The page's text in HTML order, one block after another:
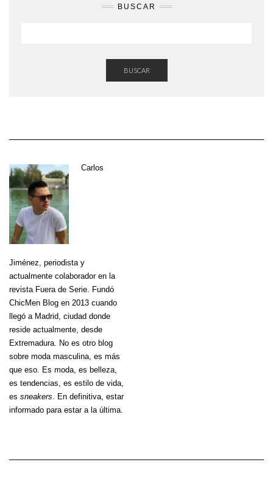
BUSCAR
BUSCAR
Carlos
Jiménez , periodista y
actualmente colaborador en la
revista Fuera de Serie. Fundó
ChicMen Blog en 2013 cuando
llegó a Madrid, ciudad donde
reside actualmente, desde
Extremadura. No es otro blog
sobre moda masculina, es más
que eso. Es moda, es belleza,
es tendencias, es estilo de vida,
es sneakers . En definitiva, estar
informado para estar a la última.